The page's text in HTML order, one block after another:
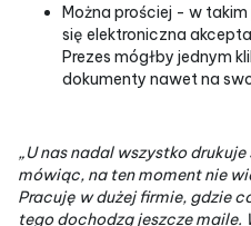
Można prościej - w
się elektroniczna
Prezes mógłby jednym
dokumenty nawet na
„U nas nadal wszystko
mówiąc, na ten moment nie
Pracuję w dużej firmie, gdzie
tego dochodzą jeszcze maile.